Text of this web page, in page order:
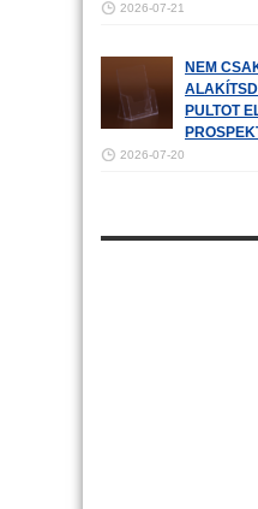
2026-07-21
NEM
PULTOT
2026-07-20